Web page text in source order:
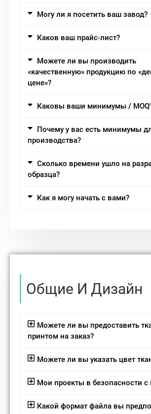
Могу ли я посетить ваш завод?
Каков ваш прайс-лист?
Можете ли вы производить
«качественную» продукцию по
цене»?
Каковы ваши минимумы /
Почему у вас есть минимумы
производства?
Сколько времени ушло на
образца?
Как я могу начать с вами?
Общие И Дизайн
Можете ли вы предоставить
принтом на заказ?
Можете ли вы указать цвет
Мои проекты в безопасности с
Какой формат файла вы